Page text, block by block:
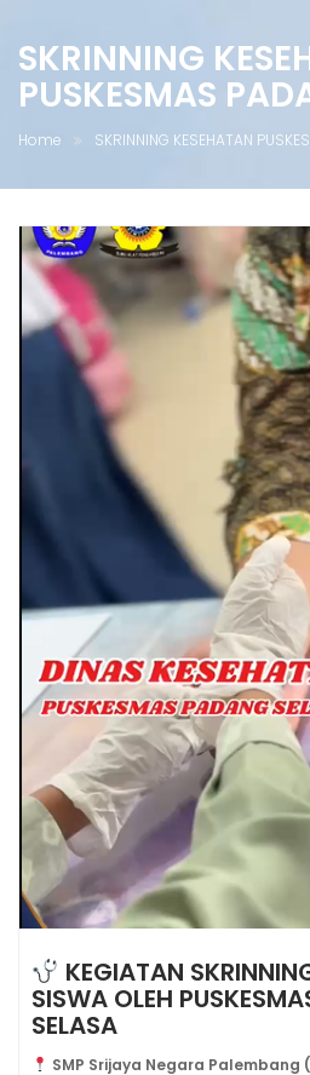
SKRINNING
PUSKESMAS
Home SKRINNING KESEHATAN
KEGIATAN
SISWA OLEH
SELASA
SMP Srijaya Negara Palembang